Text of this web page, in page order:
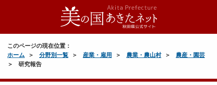
このページの現在位置：
ホーム
分野別一覧 産業・雇用 農業・農山村
農産・園芸
研究報告